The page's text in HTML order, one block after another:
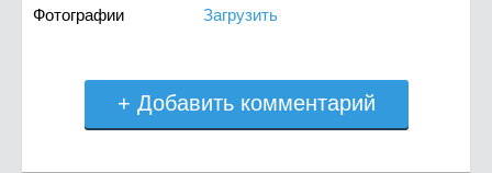
Фотографии Загрузить
+ Добавить комментарий